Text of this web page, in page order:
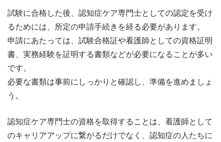
試験に合格した後、認知症ケア専門士としての認定を受け
るためには、所定の申請手続きを経る必要があります。
申請にあたっては、試験合格証や看護師としての資格証明
書、実務経験を証明する書類などが必要になることが多い
です。
必要な書類は事前にしっかりと確認し、準備を進めましょ
う。
認知症ケア専門士の資格を取得することは、看護師として
のキャリアアップに繋がるだけでなく、認知症の人たちに